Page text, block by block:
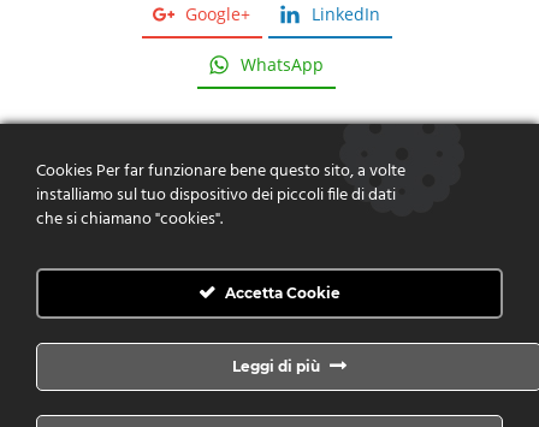
Google+ LinkedIn
WhatsApp
creare valore
CONTATTACI
Cookies Per far funzionare bene questo sito, a volte
installiamo sul tuo dispositivo dei piccoli file di dati
che si chiamano "cookies".
Accetta Cookie
Leggi di più